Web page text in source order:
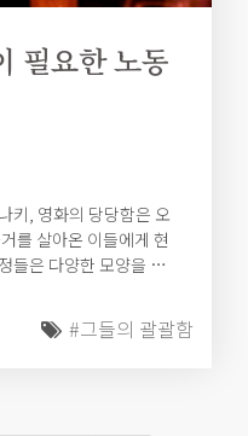
필요한 노동
키, 영화의 당당함은 오
를 살아온 이들에게 현
들은 다양한 모양을 띠
이라 다독일 필요는 없
프 이즈 숏’ 이라는 모토
#그들의 괄괄함